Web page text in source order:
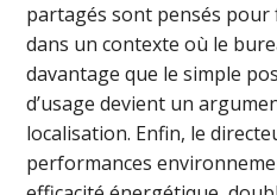
partagés sont pensés
dans un contexte où le
davantage que le simple
d’usage devient un
localisation. Enfin, le
performances